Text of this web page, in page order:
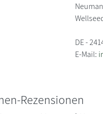
DE -
E-Mail:
Rezensionen